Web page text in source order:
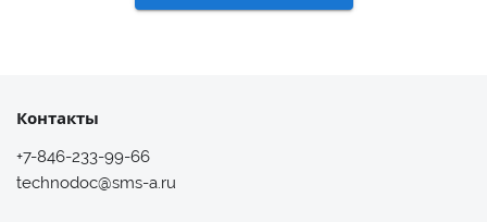
Контакты
+7-846-233-99-66
technodoc@sms-a.ru